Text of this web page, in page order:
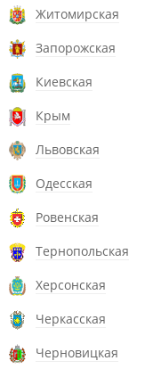
Житомирская
Запорожская
Киевская
Крым
Львовская
Одесская
Ровенская
Тернопольская
Херсонская
Черкасская
Черновицкая